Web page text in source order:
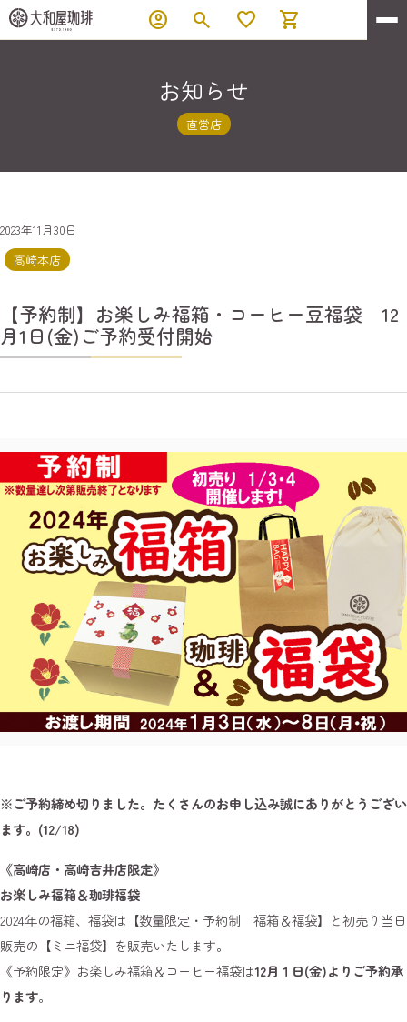
account_circle search favorite shopping_cart
お知らせ
直営店
2023年11月30日
高崎本店
【予約制】お楽しみ福箱・コーヒー豆福袋 12
月1日(金)ご予約受付開始
※ご予約締め切りました。たくさんのお申し込み誠にありがとうござい
ます。(12/18)
《高崎店・高崎吉井店限定》
お楽しみ福箱＆珈琲福袋
2024年の福箱、福袋は【数量限定・予約制 福箱＆福袋】と初売り当日
販売の【ミニ福袋】を販売いたします。
《予約限定》お楽しみ福箱＆コーヒー福袋は12月１日(金)よりご予約承
ります。